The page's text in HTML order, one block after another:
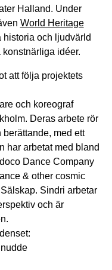
Halland. Under
World Heritage
historia och ljudvärld
idéer.
att följa projektets
och koreograf
Deras arbete rör
med ett
har arbetat med bland
Dance Company
& other cosmic
Sindri arbetar
och är